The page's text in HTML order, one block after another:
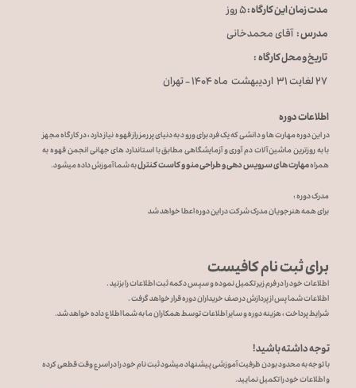
اطلاعات دوره
در این دوره مهارت ها و دانشی که یک فرد برای ورود به دنیای پر رمز راز قهوه نیاز دارد ، در کارگاه مجهز
با به روزترین ماشین آلات دم آوری و آزمایشگاهی مطابق با استاندارد های جهانی انجمن قهوه به
همراهمهارت های سرویس دهی و طراحی منو و کاست کنترلبه شما آموزش داده میشود.
​​​​​​مدرک دوره :
​​​​​​​​​​​​​​برای همه هنرجویان مدرک شرکت در این دوره اعطا خواهد شد
مدت زمان این کارگاه :۵ روز
مدرس :آقای محمدخانی
تاریخ و محل کارگاه :
۲۷ لغایت ۳۱ اردیبهشت ماه ۱۴۰۴ - تهران
برای ثبت نام کافیست
اطلاعات خود را در فرم زیر تکمیل نموده و سپس دکمه ثبت اطلاعات را بزنید .
اطلاعات شما پس از پردازش در صف خریداران دوره قرار خواهد گرفت .
​​​​​​​شرایط پرداخت ، هزینه دوره و سایر اطلاعات توسط همکاران ما به شما اطلاع داده خواهد شد.
توجه داشته باشید !
با توجه به محدود بودن ظرفیت آموزشی پیشنهاد میشود ثبت نام خود را در اسرع وقت قطعی کرده
و اطلاعات خود را تکمیل نمایید.